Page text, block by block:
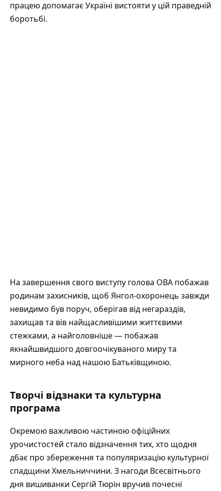
працею допомагає Україні вистояти у цій праведній
боротьбі.
На завершення свого виступу голова ОВА побажав
родинам захисників, щоб Янгол-охоронець завжди
невидимо був поруч, оберігав від негараздів,
захищав та вів найщасливішими життєвими
стежками, а найголовніше — побажав
якнайшвидшого довгоочікуваного миру та
мирного неба над нашою Батьківщиною.
Творчі відзнаки та культурна
програма
Окремою важливою частиною офіційних
урочистостей стало відзначення тих, хто щодня
дбає про збереження та популяризацію культурної
спадщини Хмельниччини. З нагоди Всесвітнього
дня вишиванки Сергій Тюрін вручив почесні